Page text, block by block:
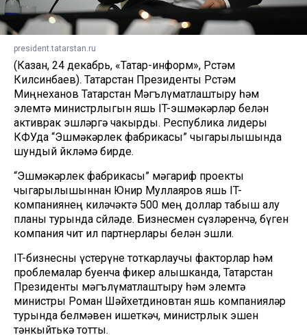
president.tatarstan.ru
(Казан, 24 декабрь, «Татар-информ», Рөстәм
Килсинбаев). Татарстан Президенты Рөстәм
Миңнеханов Татарстан Мәгълүматлаштыру һәм
элемтә министрлыгын яшь IT-эшмәкәрләр белән
активрак эшләргә чакырды. Республика лидеры
КФУда “Эшмәкәрлек фабрикасы” чыгарылышында
шундый йөкләмә бирде.
“Эшмәкәрлек фабрикасы” мәгариф проекты
чыгарылышыннан Юнир Муллаяров яшь IT-
компаниянең киләчәктә 500 мең доллар табыш алу
планы турында сөйләде. Бизнесмен сүзләренчә, бүген
компания чит ил партнерлары белән эшли.
IT-бизнесны үстерүне тоткарлаучы факторлар һәм
проблемалар буенча фикер алышканда, Татарстан
Президенты мәгълүматлаштыру һәм элемтә
министры Роман Шәйхетдиновтан яшь компанияләр
турында белмәвен ишеткәч, министрлык эшен
тәнкыйтькә тотты.